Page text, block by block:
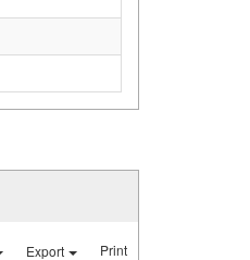
Export Print